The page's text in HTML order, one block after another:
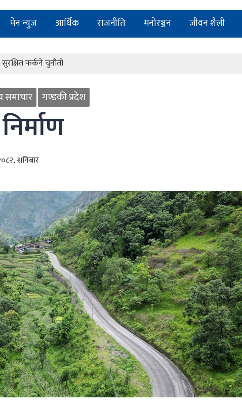
मेन न्युज आर्थिक राजनीति मनोरञ्जन जीवन शैली
खुल्यो अत्याधुनिक इभेन्ट भेन्यू ‘रामालय’
मात्र होइन, सक्षम टोली र सचेत नागरिक पनि चाहिन्छ
फर्कने चुनौती
मात्र होइन, सक्षम टोली र सचेत नागरिक पनि चाहिन्छ
समाचार गण्डकी प्रदेश
शनिबार